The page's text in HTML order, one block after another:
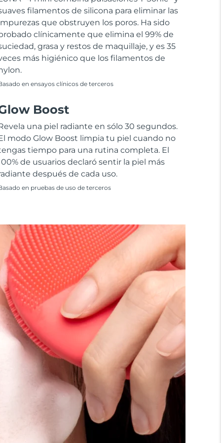
filamentos de silicona para eliminar las
que obstruyen los poros. Ha sido
clínicamente que elimina el 99% de
grasa y restos de maquillaje, y es 35
más higiénico que los filamentos de
en ensayos clínicos de terceros
Boost
una piel radiante en sólo 30 segundos.
modo Glow Boost limpia tu piel cuando no
tiempo para una rutina completa. El
de usuarios declaró sentir la piel más
después de cada uso.
en pruebas de uso de terceros